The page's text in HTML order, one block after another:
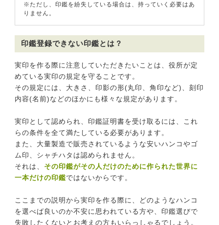
※ただし、印鑑を紛失している場合は、持っていく必要はあ
りません。
印鑑登録できない印鑑とは？
実印を作る際に注意していただきたいことは、役所が定
めている実印の規定を守ることです。
その規定には、大きさ、印影の形(丸印、角印など)、刻印
内容(名前)などのほかにも様々な規定があります。
実印として認められ、印鑑証明書を受け取るには、これ
らの条件を全て満たしている必要があります。
また、大量製造で販売されているような安いハンコやゴ
ム印、シャチハタは認められません。
それは、 その印鑑がその人だけのために作られた世界に
一本だけの印鑑ではないからです。
ここまでの説明から実印を作る際に、どのようなハンコ
を選べば良いのか不安に思われている方や、印鑑選びで
失敗したくないとお考えの方もいらっしゃるでしょう。